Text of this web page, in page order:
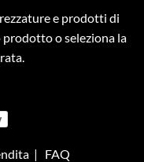
e prodotti di
o seleziona la
| FAQ